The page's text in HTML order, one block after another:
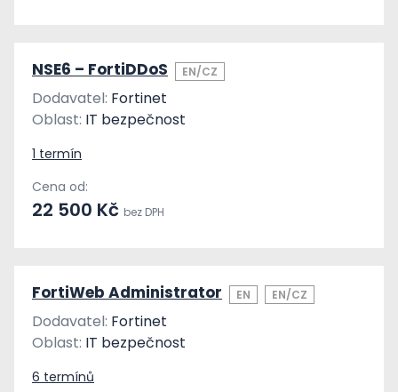
NSE6 – FortiDDoS EN/CZ
Dodavatel: Fortinet
Oblast: IT bezpečnost
1 termín
Cena od:
22 500 Kč bez DPH
FortiWeb Administrator EN EN/CZ
Dodavatel: Fortinet
Oblast: IT bezpečnost
6 termínů